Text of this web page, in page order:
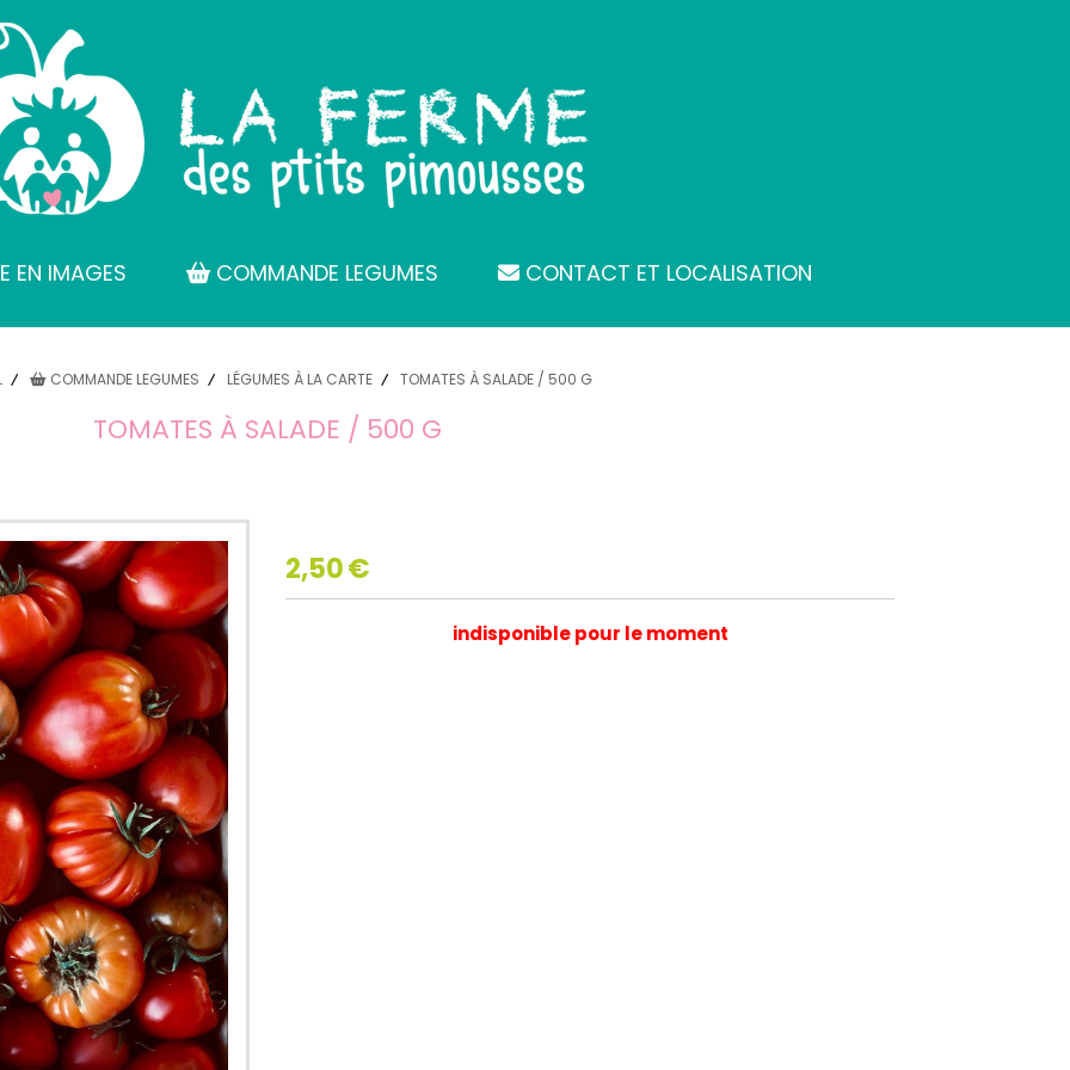
EN IMAGES COMMANDE LEGUMES CONTACT ET LOCALISATION
COMMANDE LEGUMES LÉGUMES À LA CARTE TOMATES À SALADE / 500 G
TOMATES À SALADE / 500 G
2,50€
indisponible pour le moment